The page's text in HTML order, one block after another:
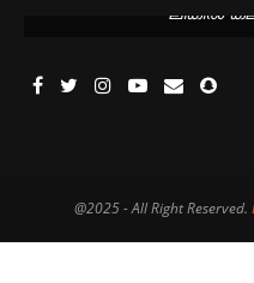
ലിങ്കിൽ
@2025 - All Right Reserved.